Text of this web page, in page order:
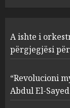
2
A ishte i
përgjegjësi
“Revolucioni
Abdul El-